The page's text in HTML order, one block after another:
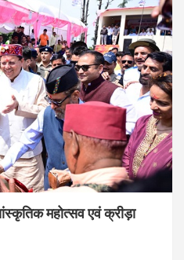
महोत्सव एवं क्रीड़ा